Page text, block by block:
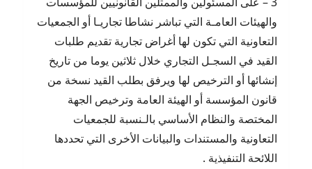
والهيئات العامـة التي تباشر نشاطا تجاريـا أو الجمعيات
التعاونية التي تكون لها أغراض تجارية تقديم طلبات
القيد في السجـل التجاري خلال ثلاثين يوما من تاريخ
إنشائها أو الترخيص لها ويرفق بطلب القيد نسخة من
قانون المؤسسة أو الهيئة العامة وترخيص الجهة
المختصة والنظام الأساسي بالـنسبة للجمعيات
التعاونية والمستندات والبيانات الأخرى التي تحددها
اللائحة التنفيذية .